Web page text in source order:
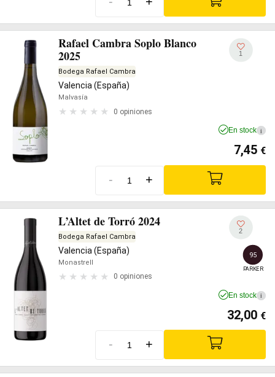
Rafael Cambra Soplo Blanco
2025
Bodega Rafael Cambra
Valencia (España)
Malvasía
0 opiniones
1
En stock i
7,45 €
- +
L’Altet de Torró 2024
Bodega Rafael Cambra
Valencia (España)
Monastrell
0 opiniones
2
95
PARKER
En stock i
32,00 €
- +